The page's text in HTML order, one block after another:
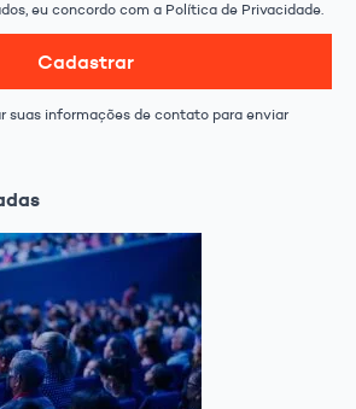
eu concordo com a Política de Privacidade.
Cadastrar
suas informações de contato para enviar